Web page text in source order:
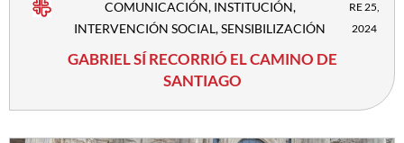
COMUNICACIÓN, INSTITUCIÓN,
INTERVENCIÓN SOCIAL,SENSIBILIZACIÓN
RE 25,
2024
GABRIEL SÍ RECORRIÓ EL CAMINO DE
SANTIAGO